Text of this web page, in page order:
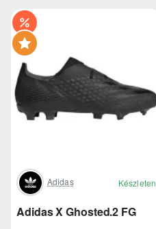
Adidas Készleten
Adidas X Ghosted.2 FG